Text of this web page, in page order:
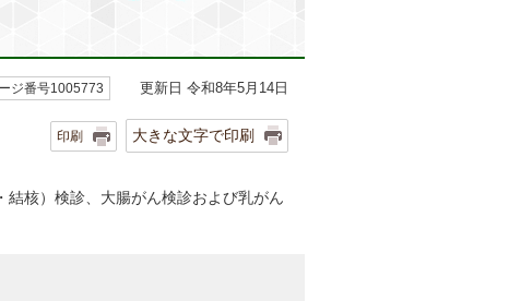
ジ番号1005773 更新日 令和8年5月14日
印刷 大きな文字で印刷
結核）検診、大腸がん検診および乳がん